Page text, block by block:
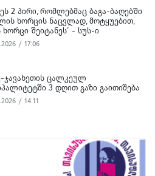
2 ᲞᲘᲠᲘ, ᲠᲝᲛᲚᲔᲑᲛᲐᲪ ᲑᲐᲒᲐ-ᲑᲐᲦᲔᲑᲨᲘ
ᲮᲝᲠᲪᲘᲡ ᲜᲐᲪᲕᲚᲐᲓ, ᲛᲝᲢᲧᲣᲔᲑᲘᲗ,
ᲮᲝᲠᲪᲘ ᲨᲔᲘᲢᲐᲜᲔᲡ’ - ᲡᲣᲡ-Ი
/ 17:06
ᲯᲐᲕᲐᲮᲔᲗᲘᲡ ᲪᲐᲚᲙᲔᲣᲚ
3 ᲓᲦᲘᲗ ᲒᲐᲖᲘ ᲒᲐᲘᲗᲘᲨᲔᲑᲐ
/ 14:11